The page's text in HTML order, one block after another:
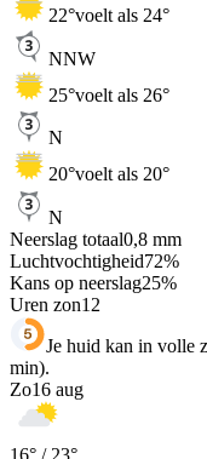
22°voelt als 24°
NNW
25°voelt als 26°
N
20°voelt als 20°
N
Neerslag totaal0,8 mm
Luchtvochtigheid72%
Kans op neerslag25%
Uren zon12
Je huid kan in volle
min).
Zo16 aug
16° / 23°